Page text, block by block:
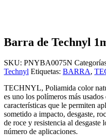
Barra de Technyl
SKU: PNYBA0075N
Technyl Etiquetas: BARRA,
TECHNYL, Poliamida color
es uno los polímeros más
características que le permiten
sometido a impacto, desgaste,
de roce y resistencia al desgaste
número de aplicaciones.